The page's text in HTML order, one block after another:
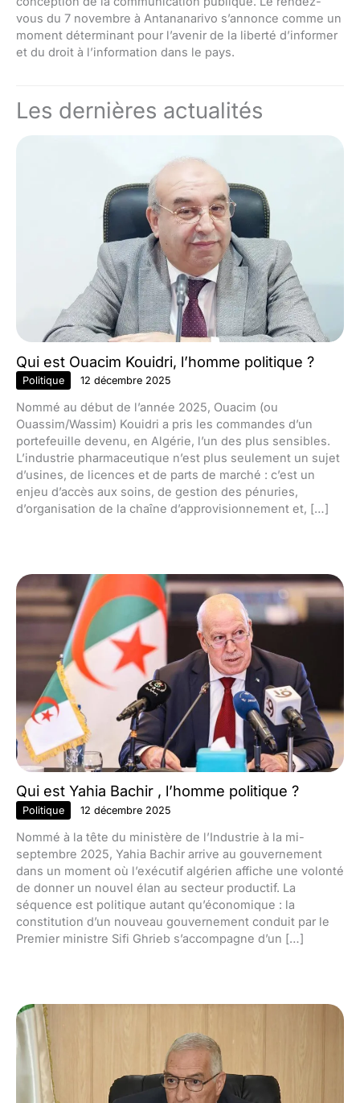
vous du 7 novembre à Antananarivo s’annonce comme un
moment déterminant pour l’avenir de la liberté d’informer
et du droit à l’information dans le pays.
Les dernières actualités
Qui est Ouacim Kouidri, l’homme politique ?
Politique 12 décembre 2025
Nommé au début de l’année 2025, Ouacim (ou
Ouassim/Wassim) Kouidri a pris les commandes d’un
portefeuille devenu, en Algérie, l’un des plus sensibles.
L’industrie pharmaceutique n’est plus seulement un sujet
d’usines, de licences et de parts de marché : c’est un
enjeu d’accès aux soins, de gestion des pénuries,
d’organisation de la chaîne d’approvisionnement et, […]
Qui est Yahia Bachir , l’homme politique ?
Politique 12 décembre 2025
Nommé à la tête du ministère de l’Industrie à la mi-
septembre 2025, Yahia Bachir arrive au gouvernement
dans un moment où l’exécutif algérien affiche une volonté
de donner un nouvel élan au secteur productif. La
séquence est politique autant qu’économique : la
constitution d’un nouveau gouvernement conduit par le
Premier ministre Sifi Ghrieb s’accompagne d’un […]